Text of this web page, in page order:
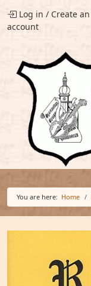
Log in / Create an
account
You are here: Home